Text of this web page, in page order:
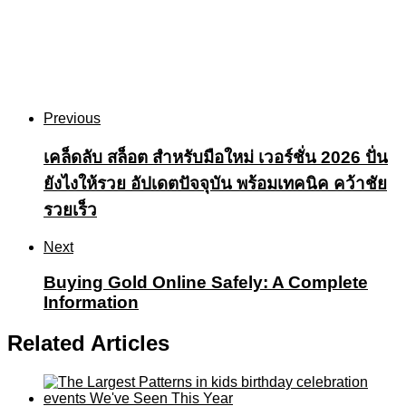
Previous
เคล็ดลับ สล็อต สำหรับมือใหม่ เวอร์ชั่น 2026 ปั่น
ยังไงให้รวย อัปเดตปัจจุบัน พร้อมเทคนิค คว้าชัย
รวยเร็ว
Next
Buying Gold Online Safely: A Complete
Information
Related Articles